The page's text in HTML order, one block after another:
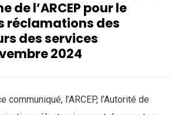
de l’ARCEP pour le
réclamations des
des services
2024
communiqué, l’ARCEP, l’Autorité de